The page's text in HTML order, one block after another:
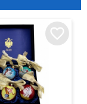
favorite_border